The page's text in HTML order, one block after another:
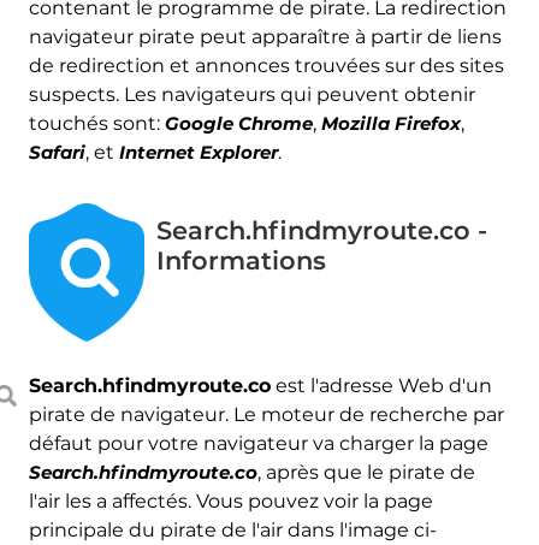
contenant le programme de pirate. La redirection
navigateur pirate peut apparaître à partir de liens
de redirection et annonces trouvées sur des sites
suspects. Les navigateurs qui peuvent obtenir
touchés sont: Google Chrome, Mozilla Firefox,
Safari, et Internet Explorer.
Search.hfindmyroute.co -
Informations
Search.hfindmyroute.coest l'adresse Web d'un
pirate de navigateur. Le moteur de recherche par
défaut pour votre navigateur va charger la page
Search.hfindmyroute.co, après que le pirate de
l'air les a affectés. Vous pouvez voir la page
principale du pirate de l'air dans l'image ci-